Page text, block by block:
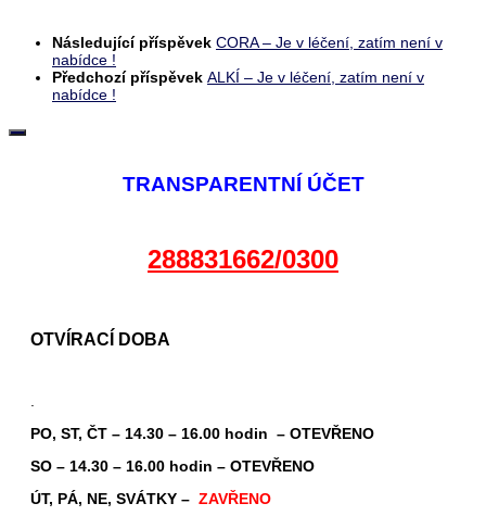
Následující příspěvek CORA – Je v léčení, zatím není v
nabídce !
Předchozí příspěvek ALKÍ – Je v léčení, zatím není v
nabídce !
TRANSPARENTNÍ ÚČET
288831662/0300
OTVÍRACÍ DOBA
PO, ST, ČT – 14.30 – 16.00 hodin – OTEVŘENO
SO – 14.30 – 16.00 hodin – OTEVŘENO
ÚT, PÁ, NE, SVÁTKY – ZAVŘENO